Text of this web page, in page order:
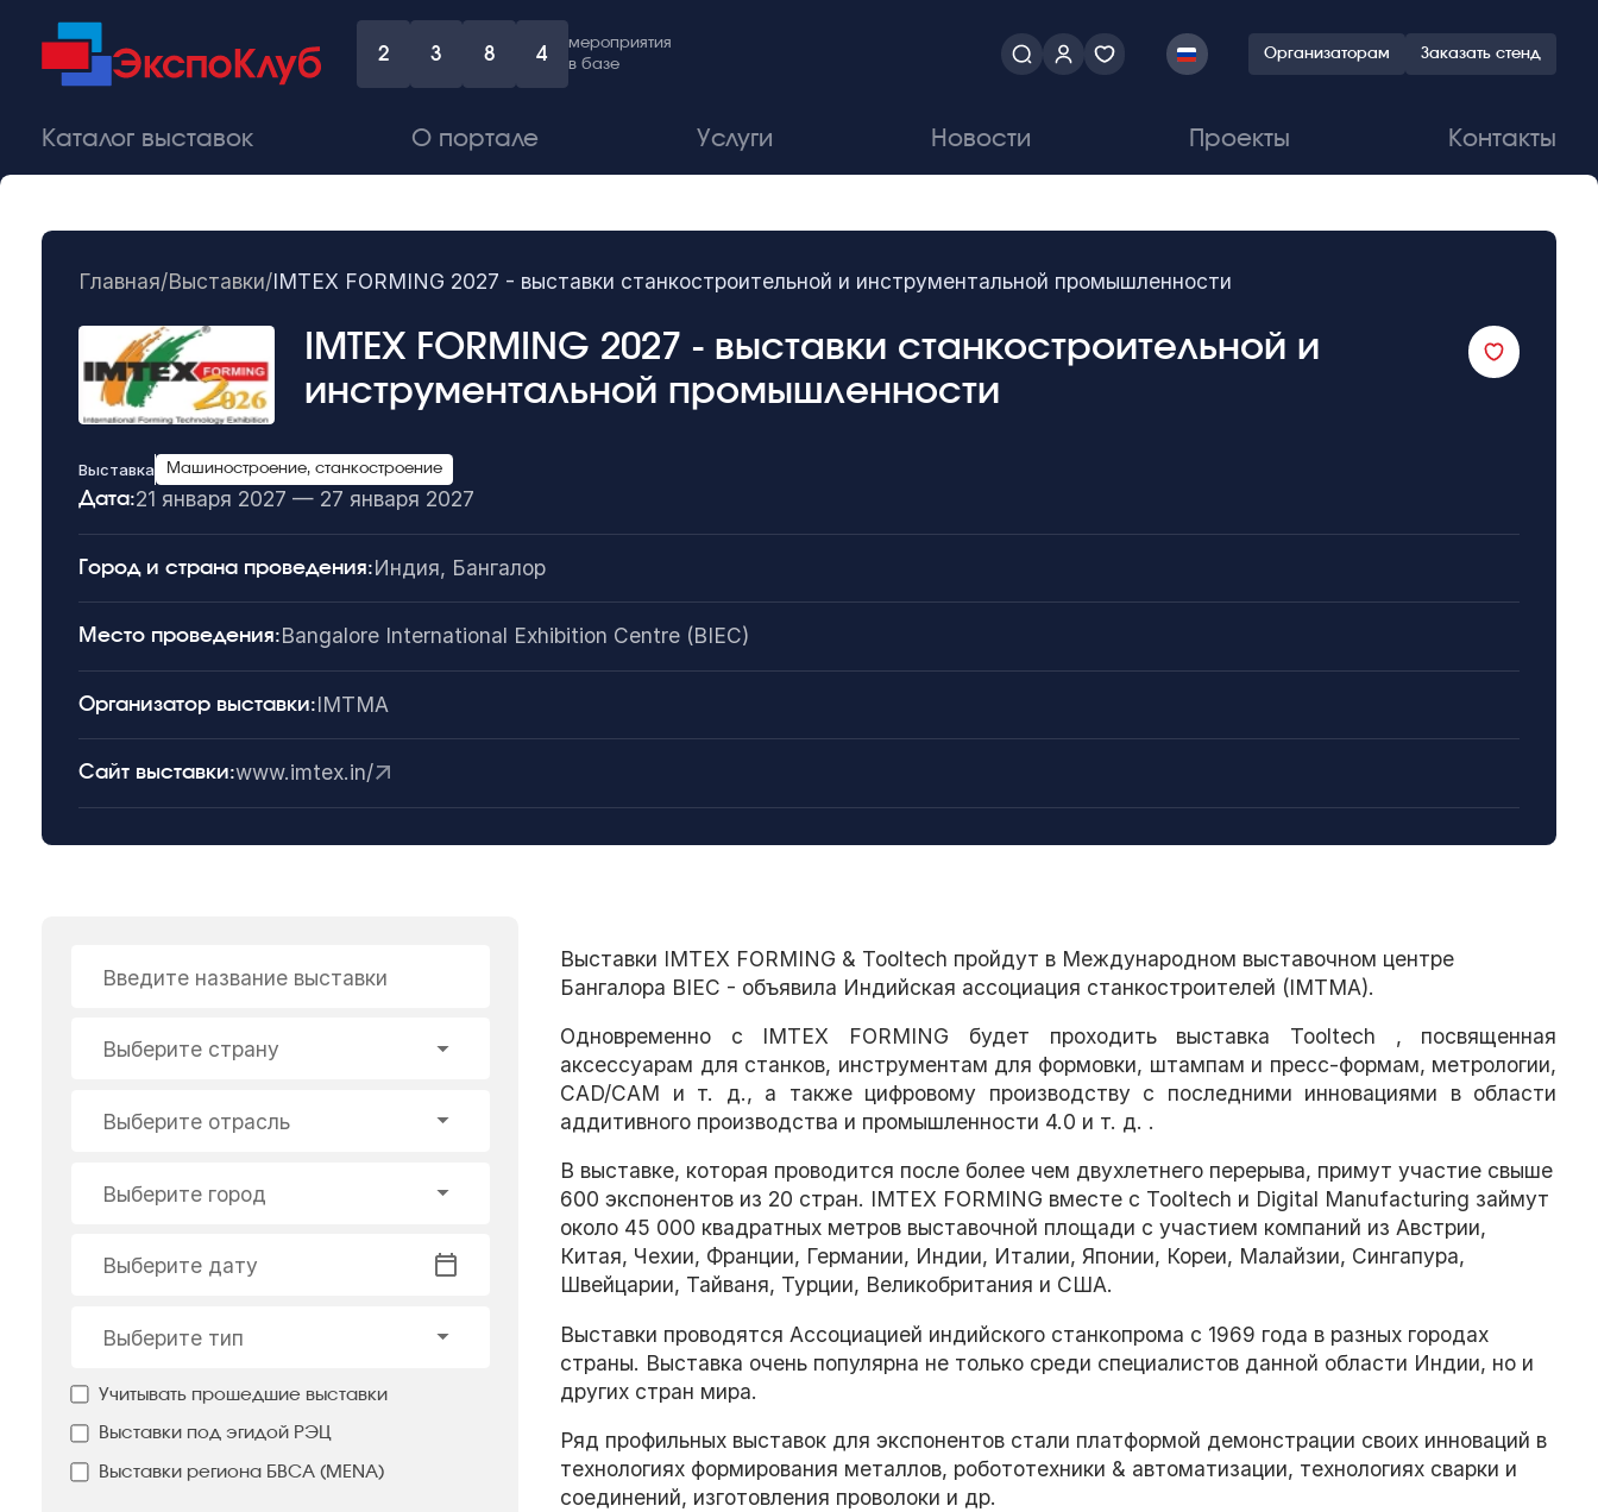
2 3 8 4
мероприятия
в базе
Организаторам Заказать стенд
Каталог выставок О портале Услуги Новости Проекты Контакты
Главная/Выставки/IMTEX FORMING 2027 - выставки станкостроительной и инструментальной промышленности
IMTEX FORMING 2027 - выставки станкостроительной и
инструментальной промышленности
Выставка Машиностроение, станкостроение
Дата:21 января 2027 — 27 января 2027
Город и страна проведения:Индия, Бангалор
Место проведения:Bangalore International Exhibition Centre (BIEC)
Организатор выставки:IMTMA
Сайт выставки:www.imtex.in/
Введите название выставки
Выберите страну
Выберите отрасль
Выберите город
Выберите дату
Выберите тип
Учитывать прошедшие выставки
Выставки под эгидой РЭЦ
Выставки региона БВСА (MENA)
Выставки IMTEX FORMING & Tooltech пройдут в Международном выставочном центре
Бангалора BIEC - объявила Индийская ассоциация станкостроителей (IMTMA).
Одновременно с IMTEX FORMING будет проходить выставка Tooltech , посвященная
аксессуарам для станков, инструментам для формовки, штампам и пресс-формам, метрологии,
CAD/CAM и т. д., а также цифровому производству с последними инновациями в области
аддитивного производства и промышленности 4.0 и т. д. .
В выставке, которая проводится после более чем двухлетнего перерыва, примут участие свыше
600 экспонентов из 20 стран. IMTEX FORMING вместе с Tooltech и Digital Manufacturing займут
около 45 000 квадратных метров выставочной площади с участием компаний из Австрии,
Китая, Чехии, Франции, Германии, Индии, Италии, Японии, Кореи, Малайзии, Сингапура,
Швейцарии, Тайваня, Турции, Великобритания и США.
Выставки проводятся Ассоциацией индийского станкопрома с 1969 года в разных городах
страны. Выставка очень популярна не только среди специалистов данной области Индии, но и
других стран мира.
Ряд профильных выставок для экспонентов стали платформой демонстрации своих инноваций в
технологиях формирования металлов, робототехники & автоматизации, технологиях сварки и
соединений, изготовления проволоки и др.